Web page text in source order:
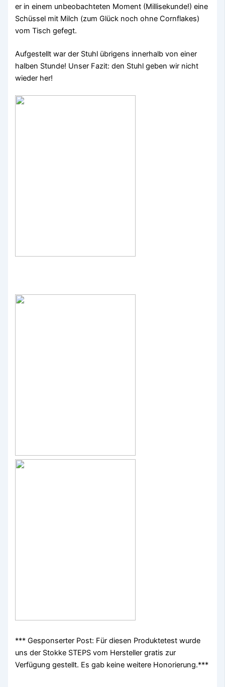
er in einem unbeobachteten Moment (Millisekunde!) eine
Schüssel mit Milch (zum Glück noch ohne Cornflakes)
vom Tisch gefegt.
Aufgestellt war der Stuhl übrigens innerhalb von einer
halben Stunde! Unser Fazit: den Stuhl geben wir nicht
wieder her!
*** Gesponserter Post: Für diesen Produktetest wurde
uns der Stokke STEPS vom Hersteller gratis zur
Verfügung gestellt. Es gab keine weitere Honorierung.***